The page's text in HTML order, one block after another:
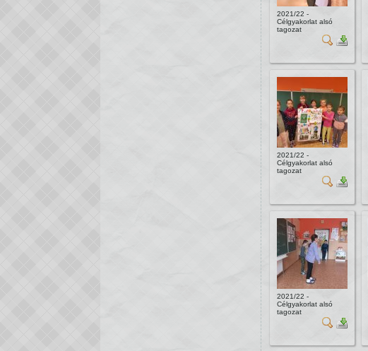
2021/22 -
Célgyakorlat alsó
tagozat
2021/22 -
Célgyakorlat alsó
tagozat
2021/22 -
Célgyakorlat alsó
tagozat